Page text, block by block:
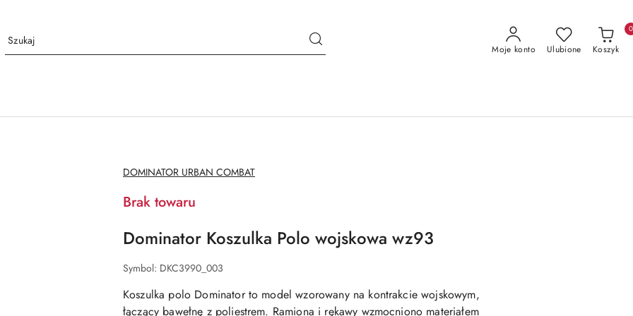
Moje konto Ulubione Koszyk
0
NAZWA
PRODUCENTA:
DOMINATOR URBAN COMBAT
Brak towaru
Dominator Koszulka Polo wojskowa wz93
Symbol: DKC3990_003
Koszulka polo Dominator to model wzorowany na kontrakcie wojskowym,
łączący bawełnę z poliestrem. Ramiona i rękawy wzmocniono materiałem